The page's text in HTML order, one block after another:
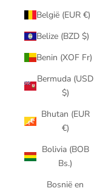
België (EUR €)
Belize (BZD $)
Benin (XOF Fr)
Bermuda (USD
$)
Bhutan (EUR
€)
Bolivia (BOB
Bs.)
Bosnië en